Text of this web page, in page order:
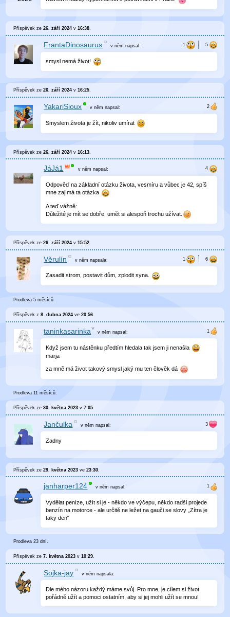
Příspěvek ze26. září 2024 v16:38.
FrantaDinosaurus v němnapsal:
smysl nemá život!
Příspěvek ze26. září 2024 v16:25.
YakariSioux v němnapsal:
Smyslem života je žít, nikoliv umírat
Příspěvek ze26. září 2024 v16:13
JáJá1 v něm napsal:
Odpověď na základní otázku života, vesmíru a vůbec je 42, spíš
mne zajímá ta otázka
A teď vážně:
Důležité je mít se dobře, umět si alespoň trochu užívat.
Příspěvek ze26. září 2024 v15:52
Věrulín v němnapsala:
Zasadit strom, postavit dům, zplodit syna.
Prodleva 5 měsíců.
Příspěvek z8. dubna 2024 ve20:56.
taninkasarinka v něm napsal:
Když jsem tu nástěnku předtím hledala tak jsem ji nenašla
marja
za mně má život takový smysl jaký mu ten člověk dá
Prodleva 11 měsíců.
Příspěvek ze30. května 2023 v7:05.
Jančulka v němnapsal:
Zadny
Příspěvek ze29. května 2023 ve23:30
janharper124 v němnapsal:
Vydělat peníze, užít si je - někdo ve výčepu, někdo radši projede
benzín na motorce - ale určitě ne ležet na gauči se slovy „Zítra je
taky den“
Prodleva 23 dní.
Příspěvek ze7. května 2023 v10:29.
Sojka-jay v němnapsala:
Dle mého názoru každý máme svůj. Pro mne, je cílem si život
pořádně užít a pomoci ostatním, aby si jej mohli užít se mnou!